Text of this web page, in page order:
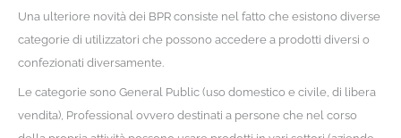
Una ulteriore novità dei BPR consiste nel fatto che esistono diverse
categorie di utilizzatori che possono accedere a prodotti diversi o
confezionati diversamente.
Le categorie sono General Public (uso domestico e civile, di libera
vendita), Professional ovvero destinati a persone che nel corso